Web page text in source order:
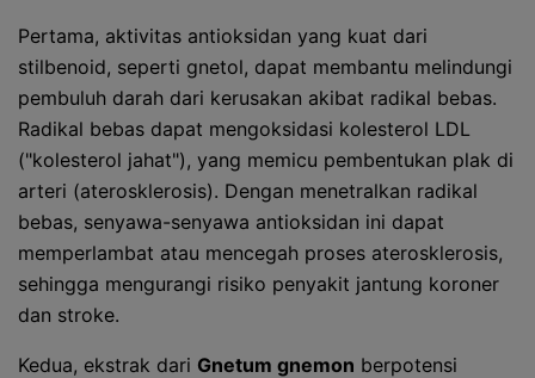
Pertama, aktivitas antioksidan yang kuat dari
stilbenoid, seperti gnetol, dapat membantu melindungi
pembuluh darah dari kerusakan akibat radikal bebas.
Radikal bebas dapat mengoksidasi kolesterol LDL
("kolesterol jahat"), yang memicu pembentukan plak di
arteri (aterosklerosis). Dengan menetralkan radikal
bebas, senyawa-senyawa antioksidan ini dapat
memperlambat atau mencegah proses aterosklerosis,
sehingga mengurangi risiko penyakit jantung koroner
dan stroke.
Kedua, ekstrak dari Gnetum gnemon berpotensi